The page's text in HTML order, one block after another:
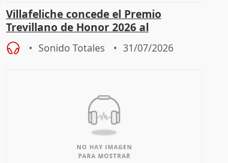
Villafeliche concede el Premio
Trevillano de Honor 2026 al
periodista Xabier Fortes
Sonido Totales 31/07/2026